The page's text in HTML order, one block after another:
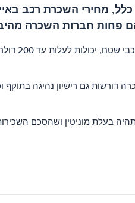
מחירי השכרת רכב
פחות חברות השכרה
עלות השכרת רכב באיים
גם רישיון נהיגה בתוקף
בעלת מוניטין ושהסכם